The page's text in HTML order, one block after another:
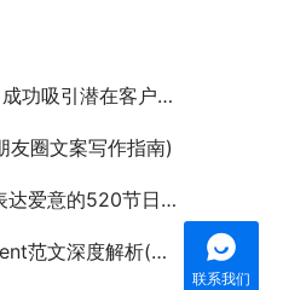
引潜在客户的秘诀)
友圈文案写作指南)
节日贺卡撰写指南)
个人陈述的实战技巧与范文参考)
联系我们